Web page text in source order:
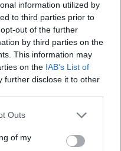
information utilized by
to third parties prior to
out of the further
by third parties on the
This information may
on the IAB’s List of
further disclose it to other
one or more Google
You may click to
Outs
of my
te ofrece la posibilidad…